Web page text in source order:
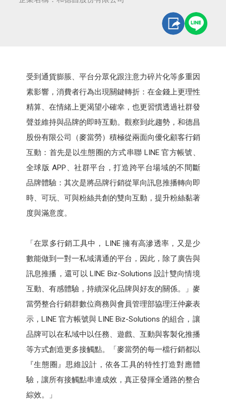
受到通貨膨脹、平台分眾化跟注意力碎片化等多重因
素影響，消費者行為出現關鍵轉折：在金錢上更理性
精算、在情緒上更渴望小確幸，也更習慣透過社群發
聲並維持與品牌的即時互動。觀察到此趨勢，和德昌
股份有限公司（麥當勞）積極從兩面向優化顧客行銷
互動：首先是以生態圈的方式串聯 LINE 官方帳號、
全球版 APP、社群平台，打造跨平台場域的不間斷
品牌體驗：其次是將品牌行銷從單向訊息推播轉向即
時、可玩、可與粉絲共創的雙向互動，提升粉絲黏著
度與滿意度。
「在眾多行銷工具中， LINE 擁有高滲透率，又是少
數能做到一對一私域溝通的平台，因此，除了廣告與
訊息推播，還可以 LINE Biz-Solutions 設計雙向情境
互動、有感體驗，持續深化品牌與好友的關係。」麥
當勞整合行銷群數位商務與會員管理部協理汪仲豪表
示，LINE 官方帳號與 LINE Biz-Solutions 的組合，讓
品牌可以在私域中以任務、遊戲、互動與客製化推播
等方式創造更多接觸點。「麥當勞的每一檔行銷都以
『生態圈』思維設計，依各工具的特性打造對應體
驗，讓所有接觸點串連成效，真正發揮全通路的整合
綜效。」